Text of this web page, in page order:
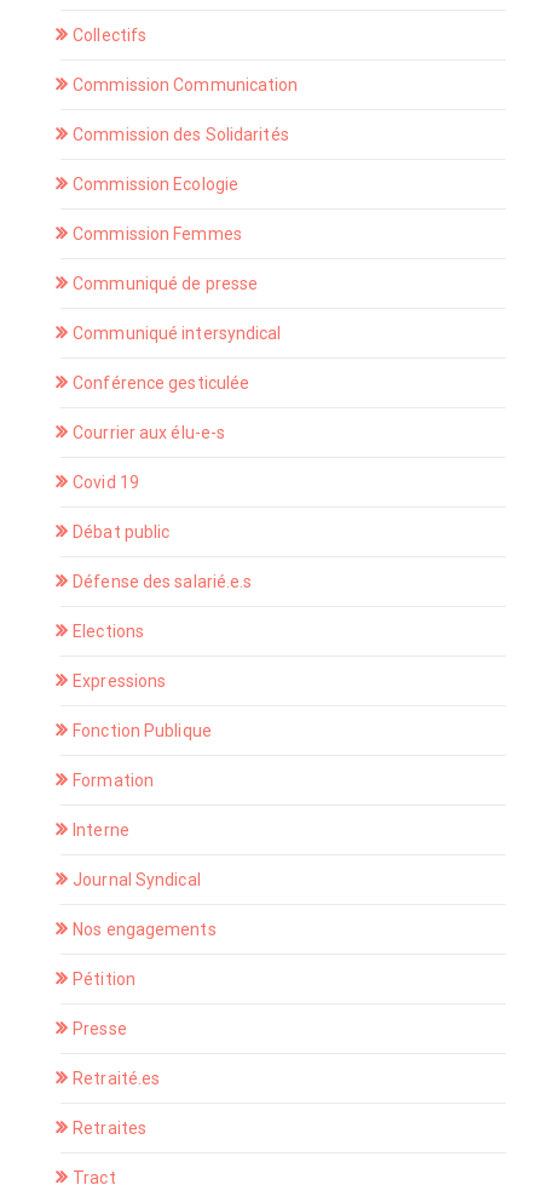
Collectifs
Commission Communication
Commission des Solidarités
Commission Ecologie
Commission Femmes
Communiqué de presse
Communiqué intersyndical
Conférence gesticulée
Courrier aux élu-e-s
Covid 19
Débat public
Défense des salarié.e.s
Elections
Expressions
Fonction Publique
Formation
Interne
Journal Syndical
Nos engagements
Pétition
Presse
Retraité.es
Retraites
Tract